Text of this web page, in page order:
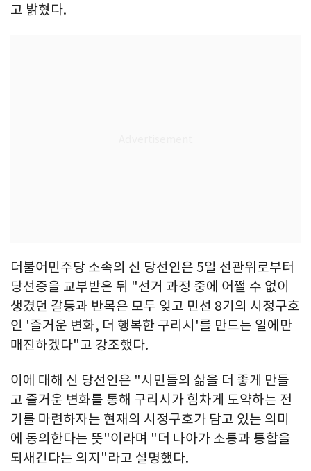
고 밝혔다.
더불어민주당 소속의 신 당선인은 5일 선관위로부터
당선증을 교부받은 뒤 "선거 과정 중에 어쩔 수 없이
생겼던 갈등과 반목은 모두 잊고 민선 8기의 시정구호
인 '즐거운 변화, 더 행복한 구리시'를 만드는 일에만
매진하겠다"고 강조했다.
이에 대해 신 당선인은 "시민들의 삶을 더 좋게 만들
고 즐거운 변화를 통해 구리시가 힘차게 도약하는 전
기를 마련하자는 현재의 시정구호가 담고 있는 의미
에 동의한다는 뜻"이라며 "더 나아가 소통과 통합을
되새긴다는 의지"라고 설명했다.